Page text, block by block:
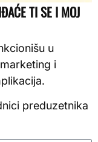
TI SE I MOJ
u
i
preduzetnika